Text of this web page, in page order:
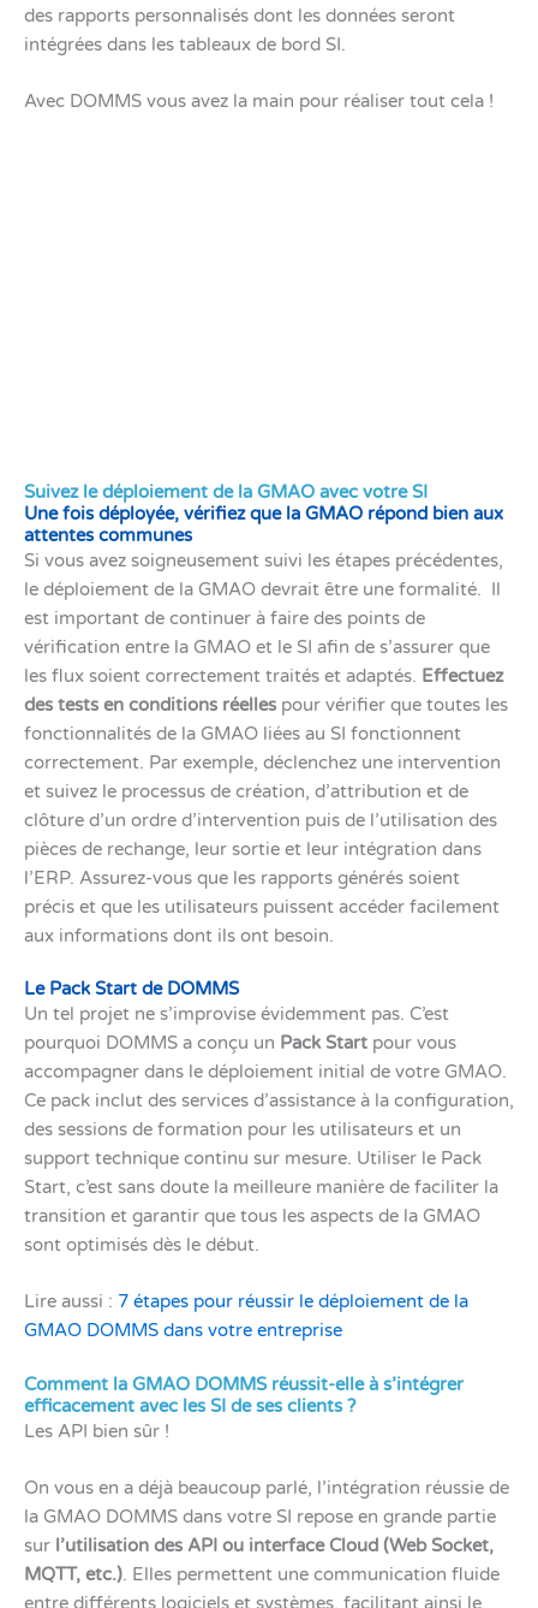
des rapports personnalisés dont les données seront
intégrées dans les tableaux de bord SI.
Avec DOMMS vous avez la main pour réaliser tout cela !
Suivez le déploiement de la GMAO avec votre SI
Une fois déployée, vérifiez que la GMAO répond bien aux
attentes communes
Si vous avez soigneusement suivi les étapes précédentes,
le déploiement de la GMAO devrait être une formalité. Il
est important de continuer à faire des points de
vérification entre la GMAO et le SI afin de s’assurer que
les flux soient correctement traités et adaptés. Effectuez
des tests en conditions réelles pour vérifier que toutes les
fonctionnalités de la GMAO liées au SI fonctionnent
correctement. Par exemple, déclenchez une intervention
et suivez le processus de création, d’attribution et de
clôture d’un ordre d’intervention puis de l’utilisation des
pièces de rechange, leur sortie et leur intégration dans
l’ERP. Assurez-vous que les rapports générés soient
précis et que les utilisateurs puissent accéder facilement
aux informations dont ils ont besoin.
Le Pack Start de DOMMS
Un tel projet ne s’improvise évidemment pas. C’est
pourquoi DOMMS a conçu un Pack Start pour vous
accompagner dans le déploiement initial de votre GMAO.
Ce pack inclut des services d’assistance à la configuration,
des sessions de formation pour les utilisateurs et un
support technique continu sur mesure. Utiliser le Pack
Start, c’est sans doute la meilleure manière de faciliter la
transition et garantir que tous les aspects de la GMAO
sont optimisés dès le début.
Lire aussi : 7 étapes pour réussir le déploiement de la
GMAO DOMMS dans votre entreprise
Comment la GMAO DOMMS réussit-elle à s’intégrer
efficacement avec les SI de ses clients ?
Les API bien sûr !
On vous en a déjà beaucoup parlé, l’intégration réussie de
la GMAO DOMMS dans votre SI repose en grande partie
sur l’utilisation des API ou interface Cloud (Web Socket,
MQTT, etc.). Elles permettent une communication fluide
entre différents logiciels et systèmes, facilitant ainsi le